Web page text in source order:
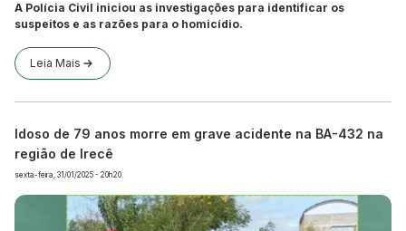
A Polícia Civil iniciou as investigações para identificar os
suspeitos e as razões para o homicídio.
Leia Mais
Idoso de 79 anos morre em grave acidente na BA-432 na
região de Irecê
sexta-feira, 31/01/2025 - 20h20